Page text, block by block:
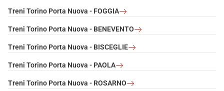
Treni Torino Porta Nuova - FOGGIA
Treni Torino Porta Nuova - BENEVENTO
Treni Torino Porta Nuova - BISCEGLIE
Treni Torino Porta Nuova - PAOLA
Treni Torino Porta Nuova - ROSARNO